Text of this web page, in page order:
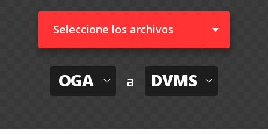
Seleccione los archivos
OGA a DVMS